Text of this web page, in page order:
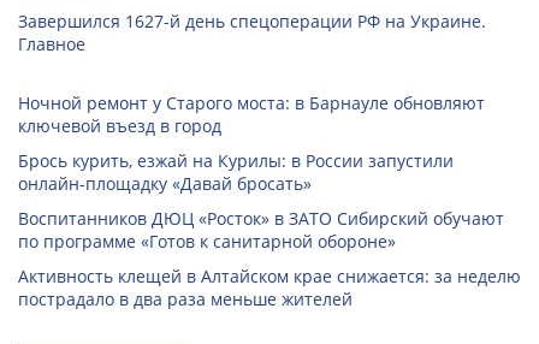
Завершился 1627-й день спецоперации РФ на Украине.
Главное
Ночной ремонт у Старого моста: в Барнауле обновляют
ключевой въезд в город
Брось курить, езжай на Курилы: в России запустили
онлайн-­площадку «Давай бросать»
Воспитанников ДЮЦ «Росток» в ЗАТО Сибирский обучают
по программе «Готов к санитарной обороне»
Активность клещей в Алтайском крае снижается: за неделю
пострадало в два раза меньше жителей